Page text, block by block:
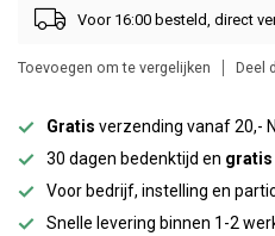
Voor 16:00 besteld, direct
Toevoegen om te vergelijken Deel
Gratis verzending vanaf 20,-
30 dagen bedenktijd en gratis
Voor bedrijf, instelling en
Snelle levering binnen 1-2